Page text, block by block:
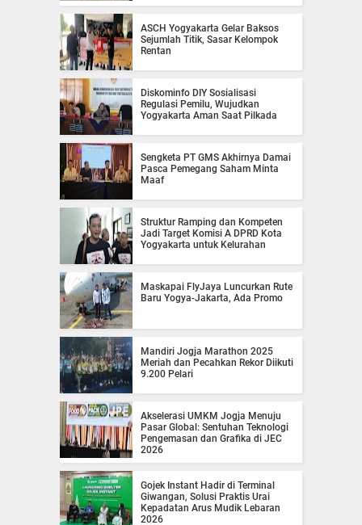
ASCH Yogyakarta Gelar Baksos
Sejumlah Titik, Sasar Kelompok
Rentan
Diskominfo DIY Sosialisasi
Regulasi Pemilu, Wujudkan
Yogyakarta Aman Saat Pilkada
Sengketa PT GMS Akhirnya Damai
Pasca Pemegang Saham Minta
Maaf
Struktur Ramping dan Kompeten
Jadi Target Komisi A DPRD Kota
Yogyakarta untuk Kelurahan
Maskapai FlyJaya Luncurkan Rute
Baru Yogya-Jakarta, Ada Promo
Mandiri Jogja Marathon 2025
Meriah dan Pecahkan Rekor Diikuti
9.200 Pelari
Akselerasi UMKM Jogja Menuju
Pasar Global: Sentuhan Teknologi
Pengemasan dan Grafika di JEC
2026
Gojek Instant Hadir di Terminal
Giwangan, Solusi Praktis Urai
Kepadatan Arus Mudik Lebaran
2026